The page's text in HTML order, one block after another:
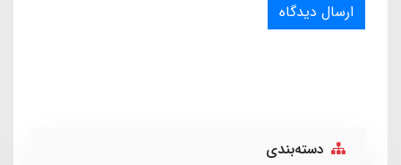
ارسال دیدگاه
دسته‌بندی